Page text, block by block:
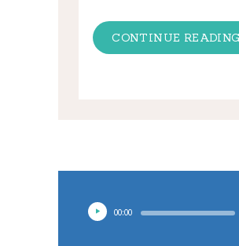
CONTINUE READING
Player
00:00